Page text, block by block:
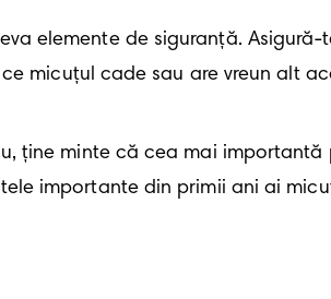
elemente de siguranță.
micuțul cade sau are vreun alt
ține minte că cea mai
importante din primii ani ai